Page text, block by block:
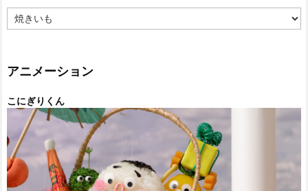
テ
ー
アニメーション
こにぎりくん